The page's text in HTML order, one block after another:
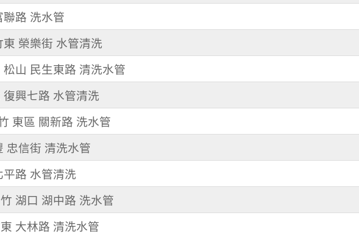
路 洗水管
榮樂街 水管清洗
山 民生東路 清洗水管
興七路 水管清洗
東區 關新路 洗水管
忠信街 清洗水管
路 水管清洗
湖口 湖中路 洗水管
大林路 清洗水管